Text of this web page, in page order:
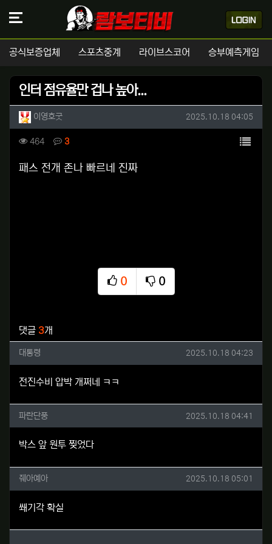
공식보증업체 스포츠중계 라이브스코어 승부예측게임
인터 점유율만 겁나 높아...
작성자 정보
이영호굿작성 작성일
2025.10.18 04:05
컨텐츠 정보
464조회 3댓글 목록
본문
패스 전개 존나 빠르네 진짜
0
추천
0
비추천
댓글 3개
대통령님의 댓글
대통령 작성일
2025.10.18 04:23
전진수비 압박 개쩌네 ㅋㅋ
파란단풍님의 댓글
파란단풍 작성일
2025.10.18 04:41
박스 앞 원투 찢었다
줴아예아님의 댓글
줴아예아 작성일
2025.10.18 05:01
쐐기각 확실